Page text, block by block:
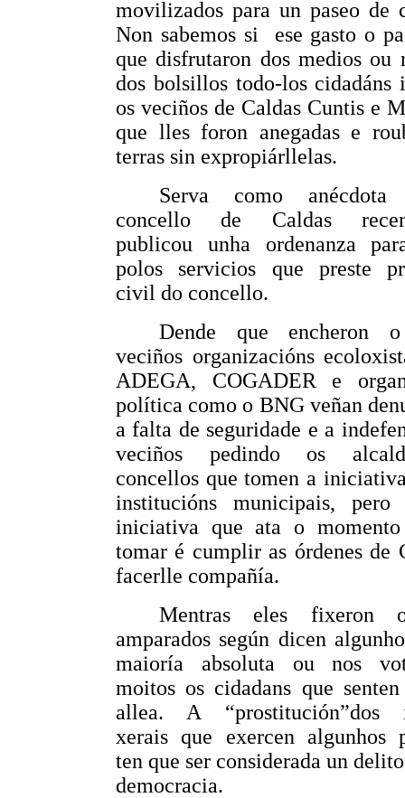
movilizados para un paseo de
Non sabemos si
ese gasto o
que disfrutaron dos medios ou
dos bolsillos todo-los cidadáns
os veciños de Caldas Cuntis e
que lles foron anegadas e
terras sin expropiárllelas.
Serva como
concello de Caldas
publicou unha ordenanza
polos servicios que preste
civil do concello.
Dende que encheron
veciños organizacións
ADEGA, COGADER e
política como o BNG veñan
a falta de seguridade e a
veciños pedindo os
concellos que tomen a
institucións municipais,
iniciativa que ata o
tomar é cumplir as órdenes de
facerlle compañía.
Mentras eles fixeron
amparados según dicen
maioría absoluta ou nos
moitos os cidadans que
allea. A “prostitución”dos
xerais que exercen algunhos
ten que ser considerada un
democracia.